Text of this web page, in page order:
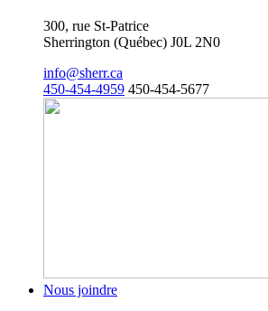
300, rue St-Patrice
Sherrington (Québec) J0L 2N0
info@sherr.ca
450-454-4959 450-454-5677
Nous joindre